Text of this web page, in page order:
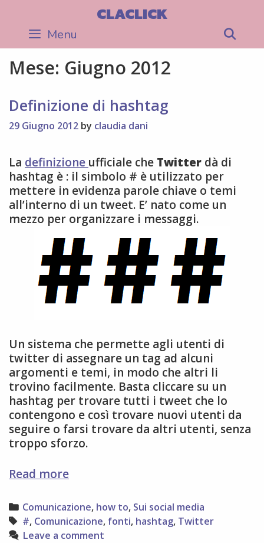
content
CLACLICK
Menu
Mese: Giugno 2012
Definizione di hashtag
29 Giugno 2012 by claudia dani
La definizione ufficiale che Twitter dà di
hashtag è : il simbolo # è utilizzato per
mettere in evidenza parole chiave o temi
all’interno di un tweet. E’ nato come un
mezzo per organizzare i messaggi.
Un sistema che permette agli utenti di
twitter di assegnare un tag ad alcuni
argomenti e temi, in modo che altri li
trovino facilmente. Basta cliccare su un
hashtag per trovare tutti i tweet che lo
contengono e così trovare nuovi utenti da
seguire o farsi trovare da altri utenti, senza
troppo sforzo.
Read moreDefinizione
hashtag
Categories
Comunicazione, how to, Sui social media
Tags
#, Comunicazione, fonti, hashtag, Twitter
Leave a comment